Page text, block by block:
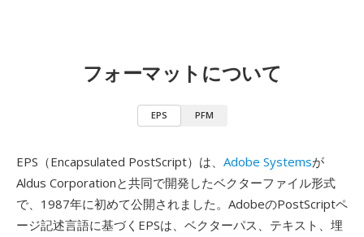
フォーマットについて
EPS PFM
EPS（Encapsulated PostScript）は、 Adobe Systemsが
Aldus Corporationと共同で開発したベクターファイル形式
で、1987年に初めて公開されました。AdobeのPostScriptペ
ージ記述言語に基づくEPSは、ベクターパス、テキスト、埋